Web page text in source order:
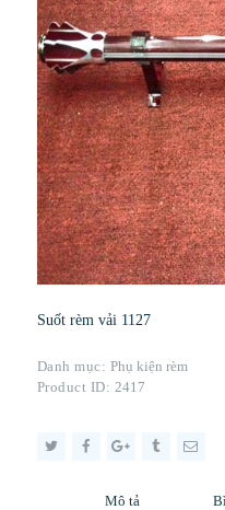
Suốt rèm vải 1127
Danh mục: Phụ kiện rèm
Product ID: 2417
Mô tả